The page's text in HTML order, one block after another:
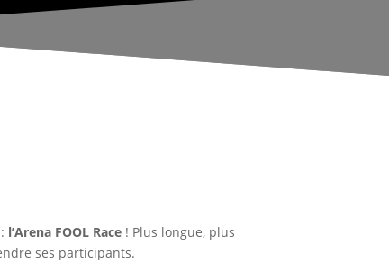
l’Arena FOOL Race ! Plus longue, plus
ses participants.